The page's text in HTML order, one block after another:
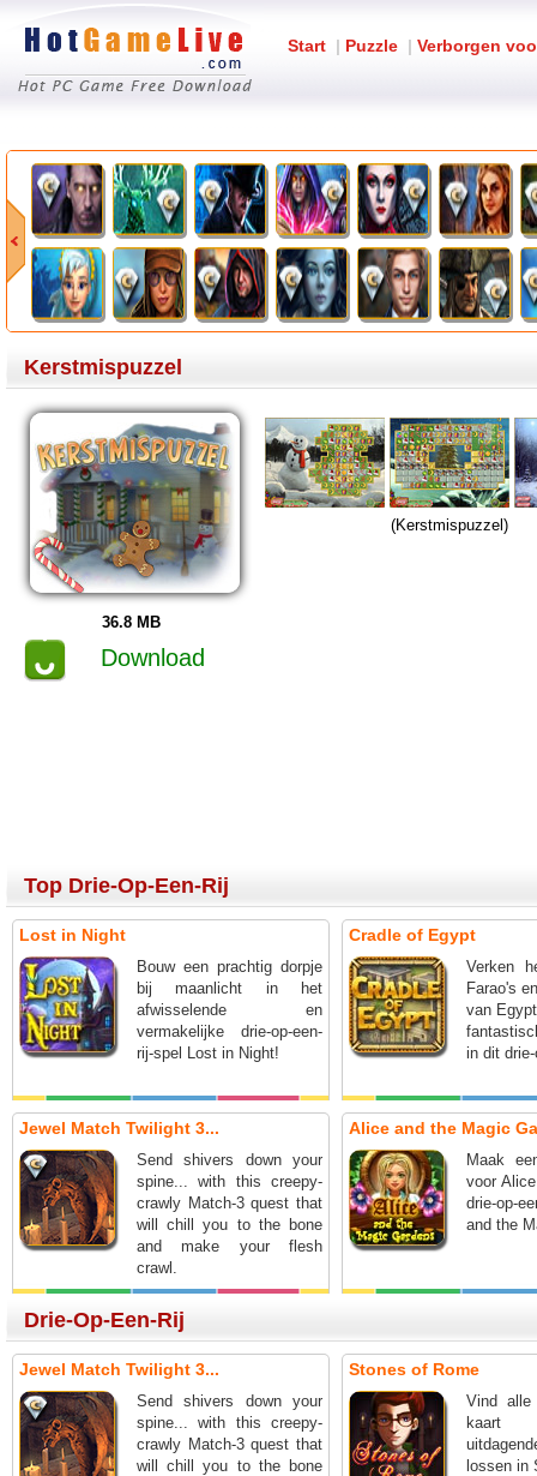
Start | Puzzle | Verborgen
Kerstmispuzzel
36.8 MB
Download
(Kerstmispuzzel)
Top Drie-Op-Een-Rij
Lost in Night
Bouw een prachtig dorpje
bij maanlicht in het
afwisselende en
vermakelijke drie-op-een-
rij-spel Lost in Night!
Cradle of Egypt
Verken
Farao's
van
in dit
Jewel Match Twilight 3...
Send shivers down your
spine... with this creepy-
crawly Match-3 quest that
will chill you to the bone
and make your flesh
crawl.
Alice and the Magic
Maak
voor
drie-op-
and the
Drie-Op-Een-Rij
Jewel Match Twilight 3...
Send shivers down your
spine... with this creepy-
crawly Match-3 quest that
will chill you to the bone
Stones of Rome
Vind
kaart
lossen in